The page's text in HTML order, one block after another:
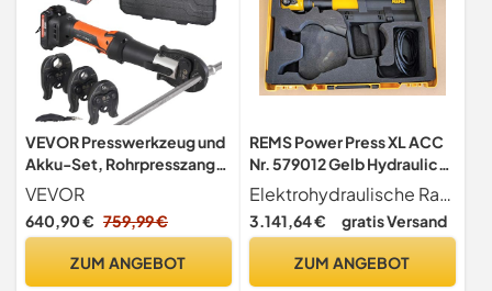
VEVOR Presswerkzeug und
Akku-Set, Rohrpresszange,
elektrisches
Rohrcrimpwerkzeug mit
V15-, V22-, V28-Backen,
Stück 18-V-2,0-Ah-Akkus,
VEVOR
640,90 € 759,99 €
ZUM ANGEBOT
REMS Power Press XL ACC
Nr. 579012 Gelb Hydraulic
Press Pressmaschine
Presszange Radialpresse
mit Systemkoffer XL-Boxx
Elektrohydraulische Radialpresse mit Zwangsablauf zur Herstellung von Pressverbindungen 10 - 108 (110) mm, 3 8 - 4'.
3.141,64 € gratis Versand
ZUM ANGEBOT